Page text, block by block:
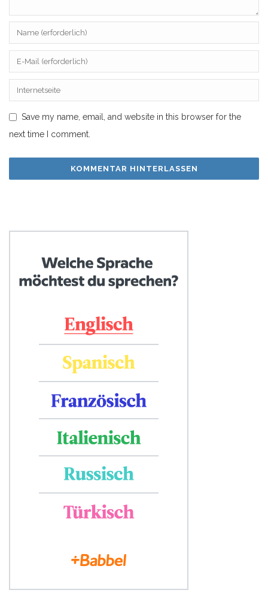
Save my name, email, and website in this browser for the
next time I comment.